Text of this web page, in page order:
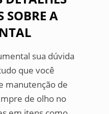
SOBRE A
sua dúvida
que você
manutenção de
de olho no